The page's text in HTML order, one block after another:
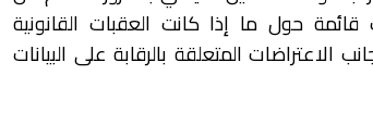
قائمة حول ما إذا كانت العقبات القانونية
الاعتراضات المتعلقة بالرقابة على البيانات